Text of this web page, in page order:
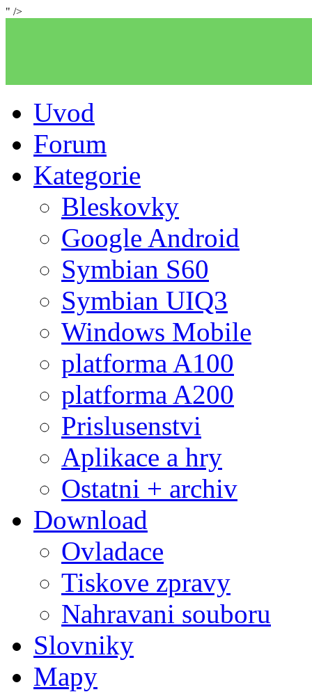
" />
Uvod
Forum
Kategorie
Bleskovky
Google Android
Symbian S60
Symbian UIQ3
Windows Mobile
platforma A100
platforma A200
Prislusenstvi
Aplikace a hry
Ostatni + archiv
Download
Ovladace
Tiskove zpravy
Nahravani souboru
Slovniky
Mapy